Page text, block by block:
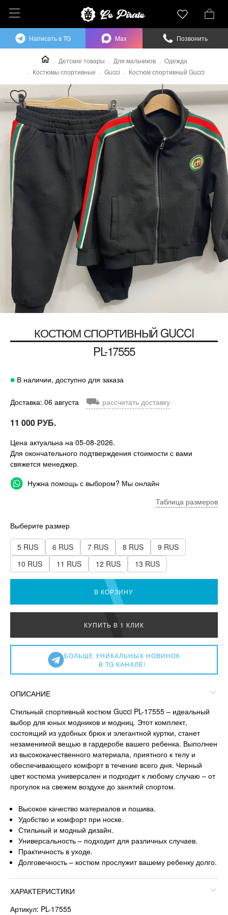
Детские товары Для мальчиков
Одежда
Костюмы спортивные
Gucci Костюм спортивный Gucci
КОСТЮМ СПОРТИВНЫЙ GUCCI
PL-17555
В наличии, доступно для заказа
Доставка: 06 августа ⛟ рассчитать доставку
11 000 РУБ.
Цена актуальна на 05-08-2026.
Для окончательного подтверждения стоимости с вами
свяжется менеджер.
Нужна помощь с выбором? Мы онлайн
Таблица размеров
Выберите размер
5 RUS 6 RUS 7 RUS 8 RUS
9 RUS
10 RUS
11 RUS 12 RUS 13 RUS
В КОРЗИНУ
КУПИТЬ В 1 КЛИК
БОЛЬШЕ УНИКАЛЬНЫХ НОВИНОК
В TG КАНАЛЕ!
ОПИСАНИЕ
Стильный спортивный костюм Gucci PL-17555 – идеальный
выбор для юных модников и модниц. Этот комплект,
состоящий из удобных брюк и элегантной куртки, станет
незаменимой вещью в гардеробе вашего ребенка. Выполнен
из высококачественного материала, приятного к телу и
обеспечивающего комфорт в течение всего дня. Черный
цвет костюма универсален и подходит к любому случаю – от
прогулок на свежем воздухе до занятий спортом.
Высокое качество материалов и пошива.
Удобство и комфорт при носке.
Стильный и модный дизайн.
Универсальность – подходит для различных случаев.
Практичность в уходе.
Долговечность – костюм прослужит вашему ребенку долго.
ХАРАКТЕРИСТИКИ
Артикул: PL-17555
Написать в TG Max Позвонить